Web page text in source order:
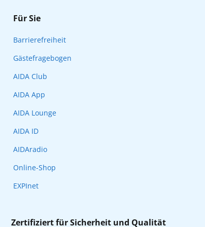
Für Sie
Barrierefreiheit
Gästefragebogen
AIDA Club
AIDA App
AIDA Lounge
AIDA ID
AIDAradio
Online-Shop
EXPInet
Zertifiziert für Sicherheit und Qualität